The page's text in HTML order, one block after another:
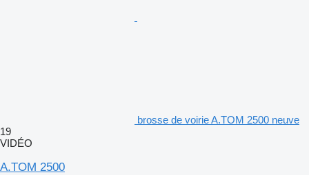
brosse de voirie A.TOM 2500 neuve
19
VIDÉO
A.TOM 2500